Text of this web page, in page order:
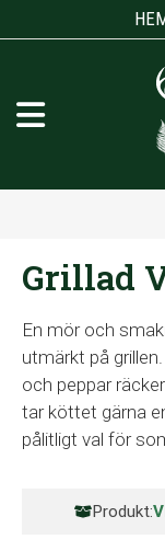
Grillad
En mör och
utmärkt på
och peppar
tar köttet gärna
pålitligt val för
Produkt: